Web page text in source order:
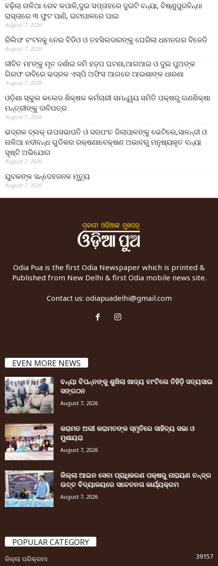
ବଢ଼ିଲା ନାଳିଆ ରେବ କପାଳି,ଦୁଇ ସପ୍ତାହରେ ଦୁଇଟି ବନ୍ୟା, ବିଷ୍ଣୁପୁରବିନ୍ଧା
ରାସ୍ତାରେ ୩ ଫୁଟ ପାଣି, ଇଟାପାଳରେ ଘାଇ
August 7, 2026
ରିଲିଫ ବଂଟନକୁ ନେଇ ବିଡିଓ ଓ ତହସିଲଦାରଙ୍କୁ ଘେରିଲା ଧାମନଗର ବିଜେଡି
August 7, 2026
ଜୀବିତ ମା’ଙ୍କୁ ମୃତ ଦର୍ଶାଇ ଜମି ହଡ଼ପ ଘଟଣା,ଆରଆଇ ଓ ଦୁଇ ପୁଅଙ୍କ
ଗିରଫ ଦାବିରେ ଭଦ୍ରକ ଏସ୍‌ପି ଅଫିସ ଆଗରେ ଆଇଶାଙ୍କ ଧାରଣା
August 7, 2026
ଓଡ଼ିଶା ସ୍କୁଲ କଲେଜ ଶିକ୍ଷକ କର୍ମଚାରୀ ସମନ୍ୱୟ ସମିତି ପକ୍ଷରୁ ଗଣଶିକ୍ଷା
ମନ୍ତ୍ରୀଙ୍କୁ ଦାବିପତ୍ର
August 7, 2026
ଭଦ୍ରକ ବ୍ଲକ୍ ଉପସଭାପତି ଓ ସରପଂଚ ଜିଲାପାଳଙ୍କୁ ଭେଟିଲେ,ସାଳନ୍ଦୀ ଓ
ନାଳିଆ ନଦୀବନ୍ଧ ଗୁଡିକର ରକ୍ଷଣାବେକ୍ଷଣ ଅଭାବରୁ ମନୁଷ୍ୟକୃତ ବନ୍ୟା
ସୃଷ୍ଟି ଅଭିଯୋଗ
August 7, 2026
ଯୁବକଙ୍କ ସନ୍ଦେହଜନକ ମୃତ୍ୟୁ
August 7, 2026
Odia Pua is the first Odia Newspaper which is printed &
Published from New Delhi & first Odia mobile news site.
Contact us: odiapuadelhi@gmail.com
EVEN MORE NEWS
ବନ୍ୟା ବିପନ୍ନଙ୍କୁ ଶୁଖିଲା ଖାଦ୍ୟ ବାଂଟିଲେ ତିହିଡି଼ ସତ୍ୟସାଇ
ସଙ୍ଗଠନ
August 7, 2026
କରାମତ ଅଲୀ କରାମତଙ୍କ ସ୍ମୃତିରେ ସାହିତ୍ୟ ସଭା ଓ
ମୁଶାୟରା
August 7, 2026
ଜିଲ୍ଲା ଆଇନ ସେବା ପ୍ରାଧିକରଣ ପକ୍ଷରୁ ନାରାୟଣ ଚନ୍ଦ୍ର
ଉଚ୍ଚ ବିଦ୍ୟାଳୟରେ ସଚେତନତା କାର୍ଯ୍ୟକ୍ରମ
August 7, 2026
POPULAR CATEGORY
ଜିଲ୍ଲା ପରିକ୍ରମା 39157